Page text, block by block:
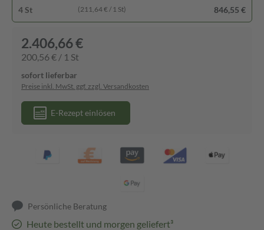
4 St (211,64 € / 1 St) 846,55 €
2.406,66 €
200,56 € / 1 St
sofort lieferbar
Preise inkl. MwSt. ggf. zzgl. Versandkosten
E-Rezept einlösen
Persönliche Beratung
Heute bestellt und morgen geliefert³